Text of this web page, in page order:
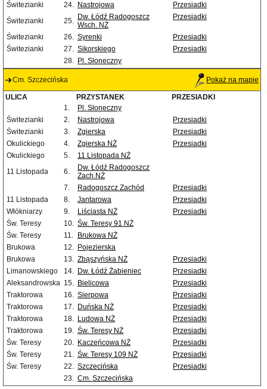
Świtezianki
24. Nastrojowa
Przesiadki
Świtezianki
25. Dw. Łódź Radogoszcz
Wsch. NŻ
Przesiadki
Świtezianki 26. Syrenki
Przesiadki
Świtezianki
27. Sikorskiego
Przesiadki
28. Pl. Słoneczny
Cm. Szczecińska Pokaż na mapie
ULICA PRZYSTANEK
PRZESIADKI
1.
Pl. Słoneczny
Świtezianki
2. Nastrojowa
Przesiadki
Świtezianki
3. Zgierska
Przesiadki
Okulickiego
4. Zgierska NŻ
Przesiadki
Okulickiego
5.
11 Listopada NŻ
11 Listopada
6.
Dw. Łódź Radogoszcz
Zach.NŻ
7.
Radogoszcz Zachód
Przesiadki
11 Listopada
8. Jantarowa
Przesiadki
Włókniarzy
9. Liściasta NŻ
Przesiadki
Św. Teresy
10. Św. Teresy 91 NŻ
Św. Teresy
11.
Brukowa NŻ
Brukowa
12. Pojezierska
Brukowa
13. Zbąszyńska NŻ
Przesiadki
Limanowskiego
14. Dw. Łódź Żabieniec
Przesiadki
Aleksandrowska 15. Bielicowa
Przesiadki
Traktorowa
16. Sierpowa
Przesiadki
Traktorowa
17. Duńska NŻ
Przesiadki
Traktorowa
18. Ludowa NŻ
Przesiadki
Traktorowa
19. Św. Teresy NŻ
Przesiadki
Św. Teresy
20. Kaczeńcowa NŻ
Przesiadki
Św. Teresy
21. Św. Teresy 109 NŻ
Przesiadki
Św. Teresy
22. Szczecińska
Przesiadki
23. Cm. Szczecińska